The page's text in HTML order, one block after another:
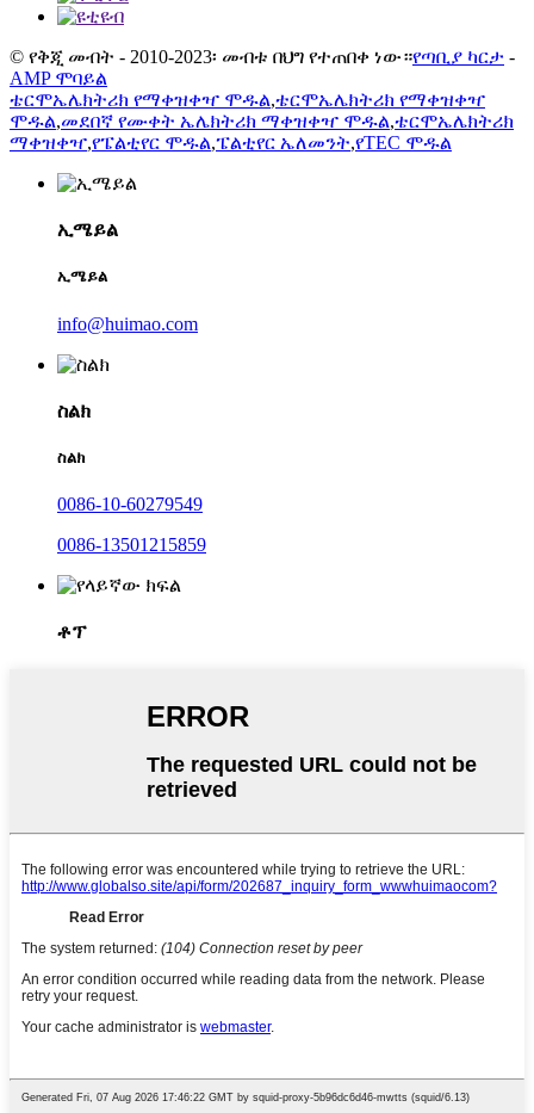
© የቅጂ መብት - 2010-2023፡ መብቱ በህግ የተጠበቀ ነው።የጣቢያ ካርታ -
AMP ሞባይል
ቴርሞኤሌክትሪክ የማቀዝቀዣ ሞዱል,ቴርሞኤሌክትሪክ የማቀዝቀዣ
ሞዱል,መደበኛ የሙቀት ኤሌክትሪክ ማቀዝቀዣ ሞዱል,ቴርሞኤሌክትሪክ
ማቀዝቀዣ,የፔልቲየር ሞዱል,ፔልቲየር ኤለመንት,የTEC ሞዱል
ኢሜይል
ኢሜይል
info@huimao.com
ስልክ
ስልክ
0086-10-60279549
0086-13501215859
ቶፕ